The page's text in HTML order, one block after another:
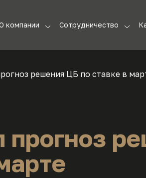
компании
Контакты
Видео
Сотрудничество
решения ЦБ по ставке в